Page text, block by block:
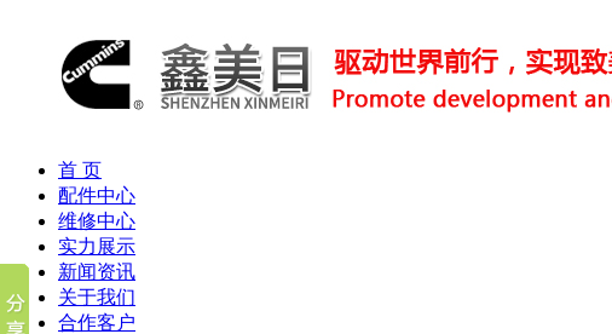
首 页
配件中心
维修中心
实力展示
新闻资讯
关于我们
合作客户